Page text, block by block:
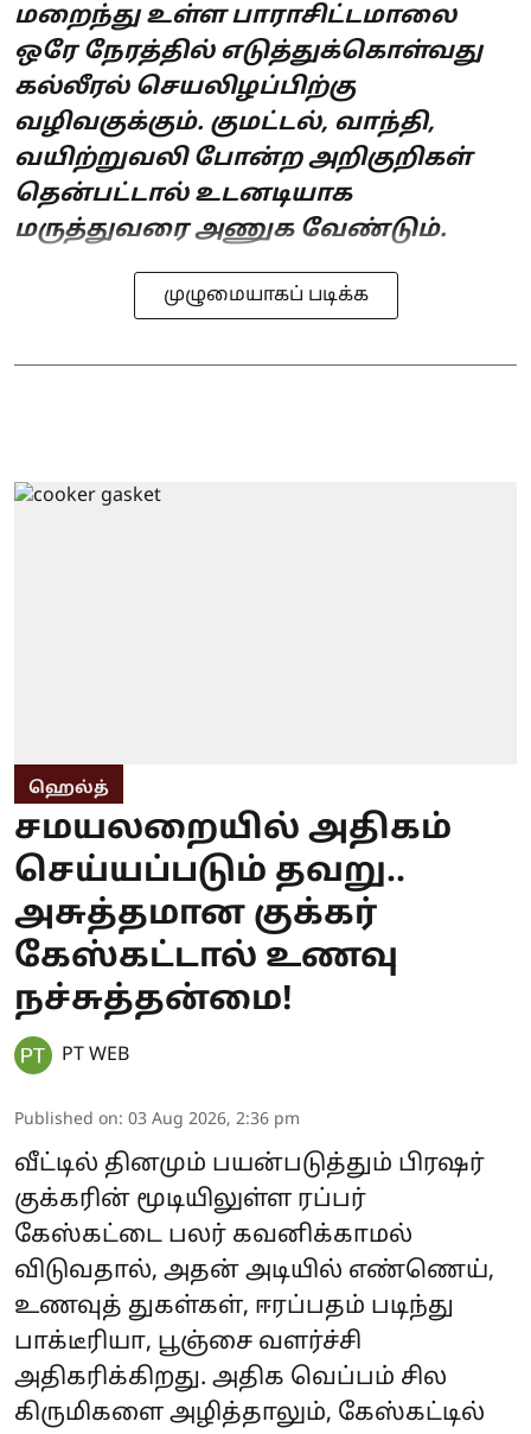
மறைந்து உள்ள பாராசிட்டமாலை
ஒரே நேரத்தில் எடுத்துக்கொள்வது
கல்லீரல் செயலிழப்பிற்கு
வழிவகுக்கும். குமட்டல், வாந்தி,
வயிற்றுவலி போன்ற அறிகுறிகள்
தென்பட்டால் உடனடியாக
மருத்துவரை அணுக வேண்டும்.
முழுமையாகப் படிக்க
ஹெல்த்
சமயலறையில் அதிகம்
செய்யப்படும் தவறு..
அசுத்தமான குக்கர்
கேஸ்கட்டால் உணவு
நச்சுத்தன்மை!
PT WEB
Published on: 03 Aug 2026, 2:36 pm
வீட்டில் தினமும் பயன்படுத்தும் பிரஷர்
குக்கரின் மூடியிலுள்ள ரப்பர்
கேஸ்கட்டை பலர் கவனிக்காமல்
விடுவதால், அதன் அடியில் எண்ணெய்,
உணவுத் துகள்கள், ஈரப்பதம் படிந்து
பாக்டீரியா, பூஞ்சை வளர்ச்சி
அதிகரிக்கிறது. அதிக வெப்பம் சில
கிருமிகளை அழித்தாலும், கேஸ்கட்டில்